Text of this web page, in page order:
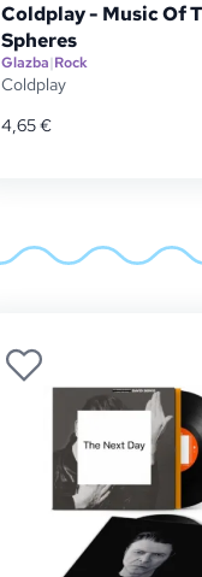
Coldplay - Music Of
Spheres
Glazba|Rock
Coldplay
4,65€